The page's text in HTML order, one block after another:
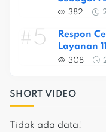
Satria
382
#5
Respon
Layanan
Dugaan
308
SHORT VIDEO
Tidak ada data!